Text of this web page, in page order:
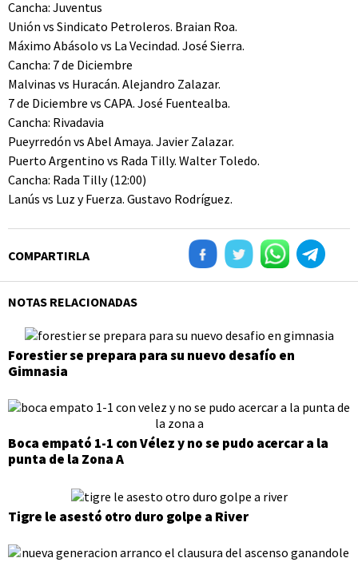
Cancha: Juventus
Unión vs Sindicato Petroleros. Braian Roa.
Máximo Abásolo vs La Vecindad. José Sierra.
Cancha: 7 de Diciembre
Malvinas vs Huracán. Alejandro Zalazar.
7 de Diciembre vs CAPA. José Fuentealba.
Cancha: Rivadavia
Pueyrredón vs Abel Amaya. Javier Zalazar.
Puerto Argentino vs Rada Tilly. Walter Toledo.
Cancha: Rada Tilly (12:00)
Lanús vs Luz y Fuerza. Gustavo Rodríguez.
COMPARTIRLA
NOTAS RELACIONADAS
Forestier se prepara para su nuevo desafío en
Gimnasia
Boca empató 1-1 con Vélez y no se pudo acercar a la
punta de la Zona A
Tigre le asestó otro duro golpe a River